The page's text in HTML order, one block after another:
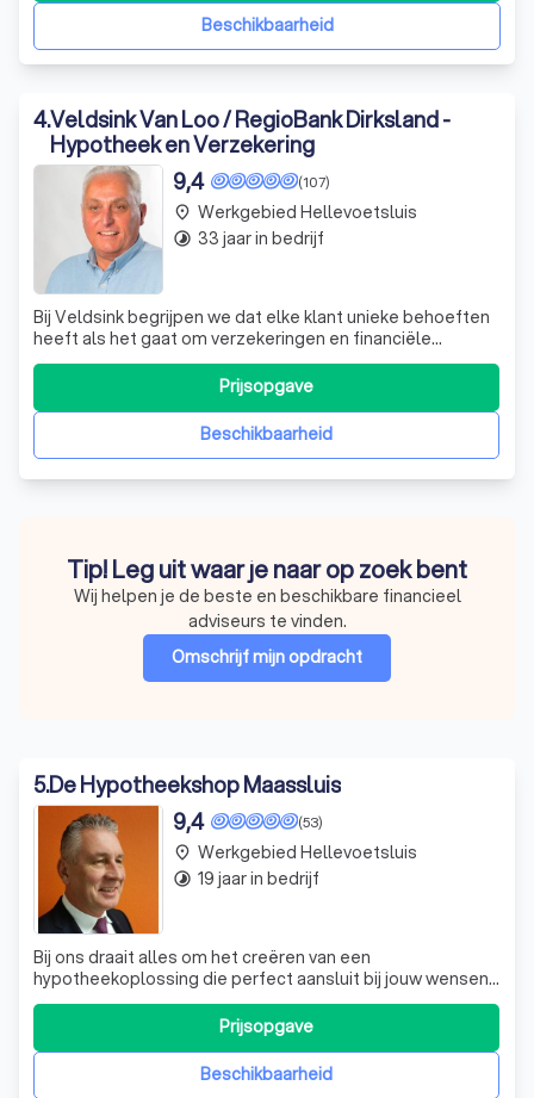
bedrijfsoptimalisatie helpen wij
Beschikbaarheid
4.Veldsink Van Loo / RegioBank Dirksland -
Hypotheek en Verzekering
(107)
9,4
Bij Veldsink begrijpen we dat elke klant unieke behoeften
heeft als het gaat om verzekeringen en financiële
planning. Wij onderscheiden ons door onze persoonlijke
benadering en diepgaande expertise. Ons team van
ervaren adviseurs staat klaar om u te begeleiden bij het
maken van weloverwogen keuzes d
Beschikbaarheid
Prijsopgave
place Werkgebied Hellevoetsluis
timelapse 33 jaar in bedrijf
Tip! Leg uit waar je naar op zoek bent
Wij helpen je de beste en beschikbare financieel
adviseurs te vinden.
Omschrijf mijn opdracht
5.De Hypotheekshop Maassluis
(53)
9,4
Bij ons draait alles om het creëren van een
hypotheekoplossing die perfect aansluit bij jouw wensen
en persoonlijke situatie. Wij bieden niet alleen deskundig
advies over hypotheken, maar ook over de verzekeringen
die je nodig hebt bij de aankoop van je droomhuis. Onze
nazorg is gericht op jouw finaBeschikbaarheid
Prijsopgave
place Werkgebied Hellevoetsluis
timelapse 19 jaar in bedrijf